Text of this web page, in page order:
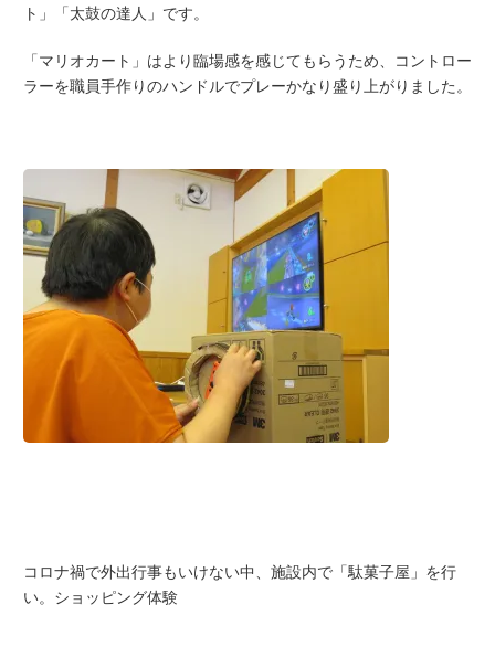
ト」「太鼓の達人」です。
「マリオカート」はより臨場感を感じてもらうため、コントロー
ラーを職員手作りのハンドルでプレーかなり盛り上がりました。
コロナ禍で外出行事もいけない中、施設内で「駄菓子屋」を行
い。ショッピング体験